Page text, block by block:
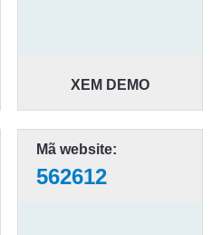
XEM DEMO
Mã website:
562612